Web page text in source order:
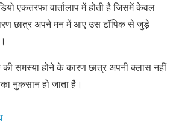
एकतरफा वार्तालाप में होती है जिसमें केवल
छात्र अपने मन में आए उस टॉपिक से जुड़े
समस्या होने के कारण छात्र अपनी क्लास नहीं
नुकसान हो जाता है।